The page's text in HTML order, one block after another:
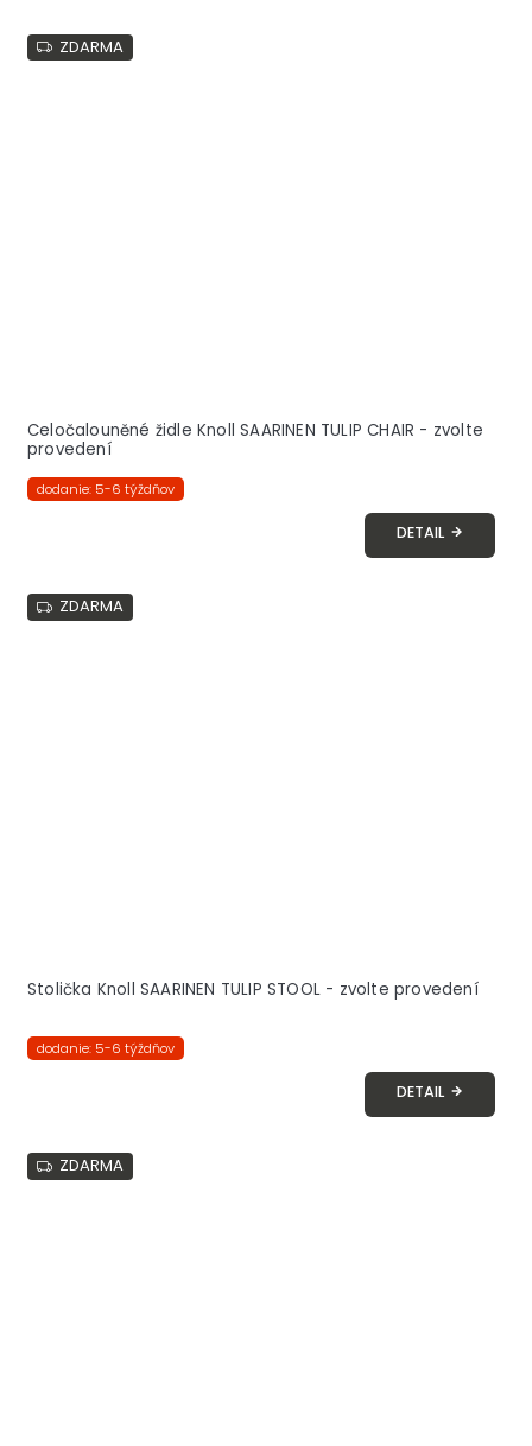
ZDARMA
Celočalouněné židle Knoll SAARINEN TULIP CHAIR - zvolte
provedení
dodanie: 5-6 týždňov
DETAIL
ZDARMA
Stolička Knoll SAARINEN TULIP STOOL - zvolte provedení
dodanie: 5-6 týždňov
DETAIL
ZDARMA